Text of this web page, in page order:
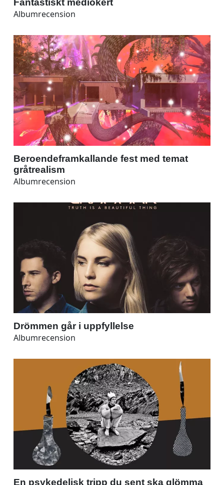
Fantastiskt mediokert
Albumrecension
Beroendeframkallande fest med temat
gråtrealism
Albumrecension
Drömmen går i uppfyllelse
Albumrecension
En psykedelisk tripp du sent ska glömma